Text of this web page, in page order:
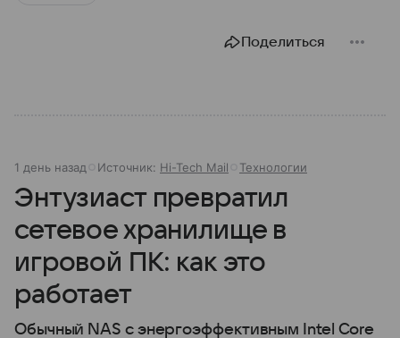
Поделиться
1 день назад Источник: Hi-Tech Mail Технологии
Энтузиаст превратил
сетевое хранилище в
игровой ПК: как это
работает
Обычный NAS с энергоэффективным Intel Core